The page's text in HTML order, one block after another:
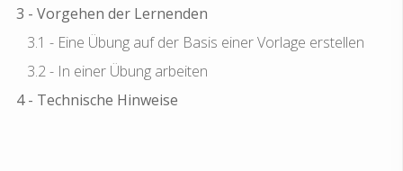
3 - Vorgehen der Lernenden
3.1 - Eine Übung auf der Basis einer Vorlage erstellen
3.2 - In einer Übung arbeiten
4 - Technische Hinweise